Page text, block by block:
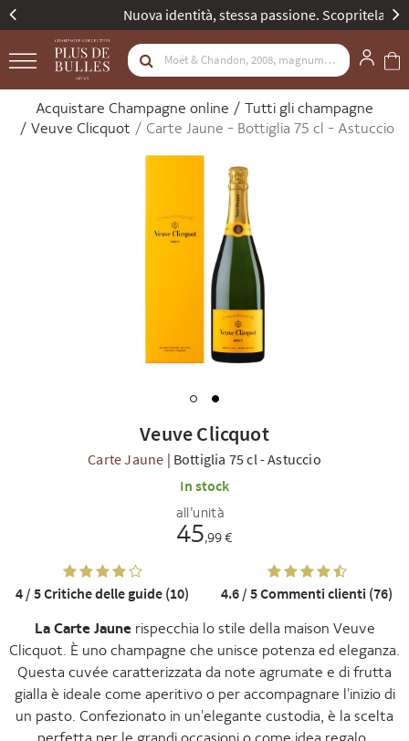
Nuova identità, stessa passione. Scopritela
Acquistare Champagne online
Tutti gli champagne
Veuve Clicquot
Carte Jaune - Bottiglia 75 cl - Astuccio
Veuve Clicquot
Carte Jaune | Bottiglia 75 cl-Astuccio
In stock
La Carte Jaunerispecchia lo stile della maison Veuve
Clicquot. È uno champagne che unisce potenza ed eleganza.
Questa cuvée caratterizzata da note agrumate e di frutta
gialla è ideale come aperitivo o per accompagnare l'inizio di
un pasto. Confezionato in un'elegante custodia, è la scelta
all’unità
45,99 €
4 / 5Critiche delle guide (10) 4.6 / 5Commenti clienti (76)